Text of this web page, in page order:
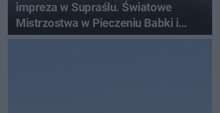
impreza w Supraślu. Światowe
Mistrzostwa w Pieczeniu Babki i
Kiszki Ziemniaczanej